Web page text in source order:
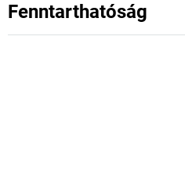
Fenntarthatóság